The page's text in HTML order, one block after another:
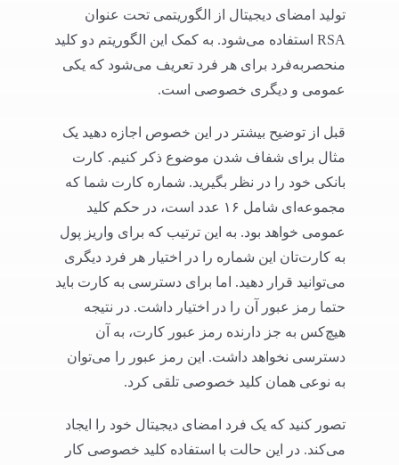
تولید امضای دیجیتال از الگوریتمی تحت عنوان
RSA استفاده می‌شود. به کمک این الگوریتم دو کلید
منحصربه‌فرد برای هر فرد تعریف می‌شود که یکی
عمومی و دیگری خصوصی است.
قبل از توضیح بیشتر در این خصوص اجازه دهید یک
مثال برای شفاف شدن موضوع ذکر کنیم. کارت
بانکی خود را در نظر بگیرید. شماره کارت شما که
مجموعه‌ای شامل ۱۶ عدد است، در حکم کلید
عمومی خواهد بود. به این ترتیب که برای واریز پول
به کارت‌تان این شماره را در اختیار هر فرد دیگری
می‌توانید قرار دهید. اما برای دسترسی به کارت باید
حتما رمز عبور آن را در اختیار داشت. در نتیجه
هیچ‌کس به جز دارنده رمز عبور کارت، به آن
دسترسی نخواهد داشت. این رمز عبور را می‌توان
به نوعی همان کلید خصوصی تلقی کرد.
تصور کنید که یک فرد امضای دیجیتال خود را ایجاد
می‌کند. در این حالت با استفاده کلید خصوصی کار